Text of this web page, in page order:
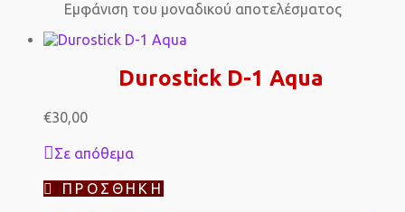
Εμφάνιση του μοναδικού αποτελέσματος
Durostick D-1 Aqua
€30,00
Σε απόθεμα
ΠΡΟΣΘΉΚΗ